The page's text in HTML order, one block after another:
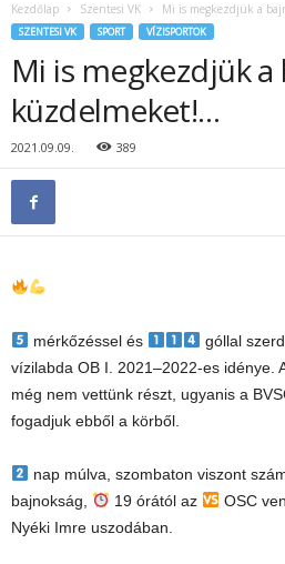
Kezdőlap Szentesi VK Mi is megkezdjük a
SZENTESI VK SPORT VÍZISPORTOK
Mi is megkezdjük
küzdelmeket!…
2021.09.09. 389
mérkőzéssel és góllal
vízilabda OB I. 2021–2022-es idénye.
még nem vettünk részt, ugyanis a
fogadjuk ebből a körből.
nap múlva, szombaton viszont
bajnokság,
19 órától az
OSC
Nyéki Imre uszodában.